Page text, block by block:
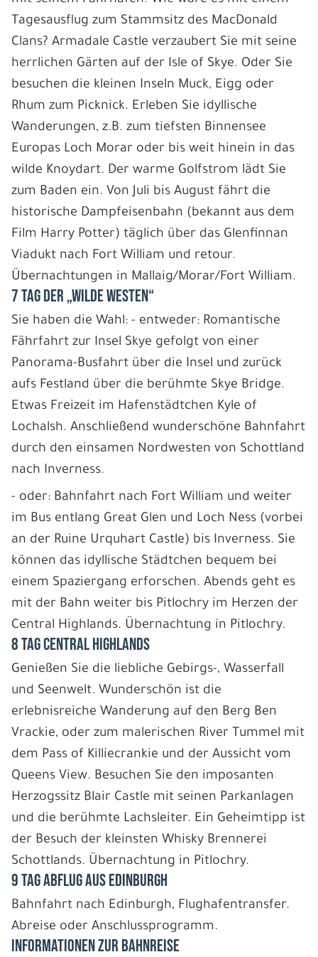
Tagesausflug zum Stammsitz des MacDonald
Clans? Armadale Castle verzaubert Sie mit seine
herrlichen Gärten auf der Isle of Skye. Oder Sie
besuchen die kleinen Inseln Muck, Eigg oder
Rhum zum Picknick. Erleben Sie idyllische
Wanderungen, z.B. zum tiefsten Binnensee
Europas Loch Morar oder bis weit hinein in das
wilde Knoydart. Der warme Golfstrom lädt Sie
zum Baden ein. Von Juli bis August fährt die
historische Dampfeisenbahn (bekannt aus dem
Film Harry Potter) täglich über das Glenfinnan
Viadukt nach Fort William und retour.
Übernachtungen in Mallaig/Morar/Fort William.
7 Tag Der „wilde Westen“
Sie haben die Wahl: - entweder: Romantische
Fährfahrt zur Insel Skye gefolgt von einer
Panorama-Busfahrt über die Insel und zurück
aufs Festland über die berühmte Skye Bridge.
Etwas Freizeit im Hafenstädtchen Kyle of
Lochalsh. Anschließend wunderschöne Bahnfahrt
durch den einsamen Nordwesten von Schottland
nach Inverness.
- oder: Bahnfahrt nach Fort William und weiter
im Bus entlang Great Glen und Loch Ness (vorbei
an der Ruine Urquhart Castle) bis Inverness. Sie
können das idyllische Städtchen bequem bei
einem Spaziergang erforschen. Abends geht es
mit der Bahn weiter bis Pitlochry im Herzen der
Central Highlands. Übernachtung in Pitlochry.
8 Tag Central Highlands
Genießen Sie die liebliche Gebirgs-, Wasserfall
und Seenwelt. Wunderschön ist die
erlebnisreiche Wanderung auf den Berg Ben
Vrackie, oder zum malerischen River Tummel mit
dem Pass of Killiecrankie und der Aussicht vom
Queens View. Besuchen Sie den imposanten
Herzogssitz Blair Castle mit seinen Parkanlagen
und die berühmte Lachsleiter. Ein Geheimtipp ist
der Besuch der kleinsten Whisky Brennerei
Schottlands. Übernachtung in Pitlochry.
9 Tag Abflug aus Edinburgh
Bahnfahrt nach Edinburgh, Flughafentransfer.
Abreise oder Anschlussprogramm.
Informationen zur Bahnreise